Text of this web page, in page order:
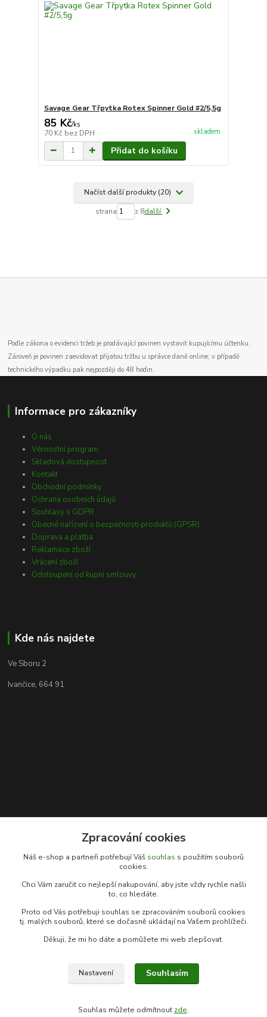
Savage Gear Třpytka Rotex Spinner Gold #2/5,5g
85 Kč/ks
70 Kč bez DPH skladem
Přidat do košíku
Načíst další produkty (20)
strana z 8další
Podle zákona o evidenci tržeb je prodávající povinen vystavit kupujícímu účtenku.
Zároveň je povinen zaevidovat přijatou tržbu u správce daně online; v případě
technického výpadku pak nejpozději do 48 hodin.
Informace pro zákazníky
O nás
Věrnostní program
Skladová dostupnost
Kontakt
Obchodní podmínky
Ochrana osobních údajů
Souhlasy s GDPR
Obecné nařízení o bezpečnosti produktů (GPSR)
Doprava a platba
Reklamace zboží
Vrácení zboží
Odstoupení od kupní smlouvy
Kde nás najdete
Ve Sboru 2
Ivančice, 664 91
Kontakty
+420 778 039 055
(Po-Pá, 9-17 hod.)
info@rybarsky-sen.cz
© Copyright 2026 Rybářský sen
Zpracování cookies
Náš e-shop a partneři potřebují Váš souhlas s použitím souborů
cookies.
Chci Vám zaručit co nejlepší nakupování, aby jste vždy rychle našli
to, co hledáte.
Proto od Vás potřebuji souhlas se zpracováním souborů cookies
tj. malých souborů, které se dočasně ukládají na Vašem prohlížeči.
Děkuji, že mi ho dáte a pomůžete mi web zlepšovat.
Nastavení Souhlasím
Souhlas můžete odmítnout zde.